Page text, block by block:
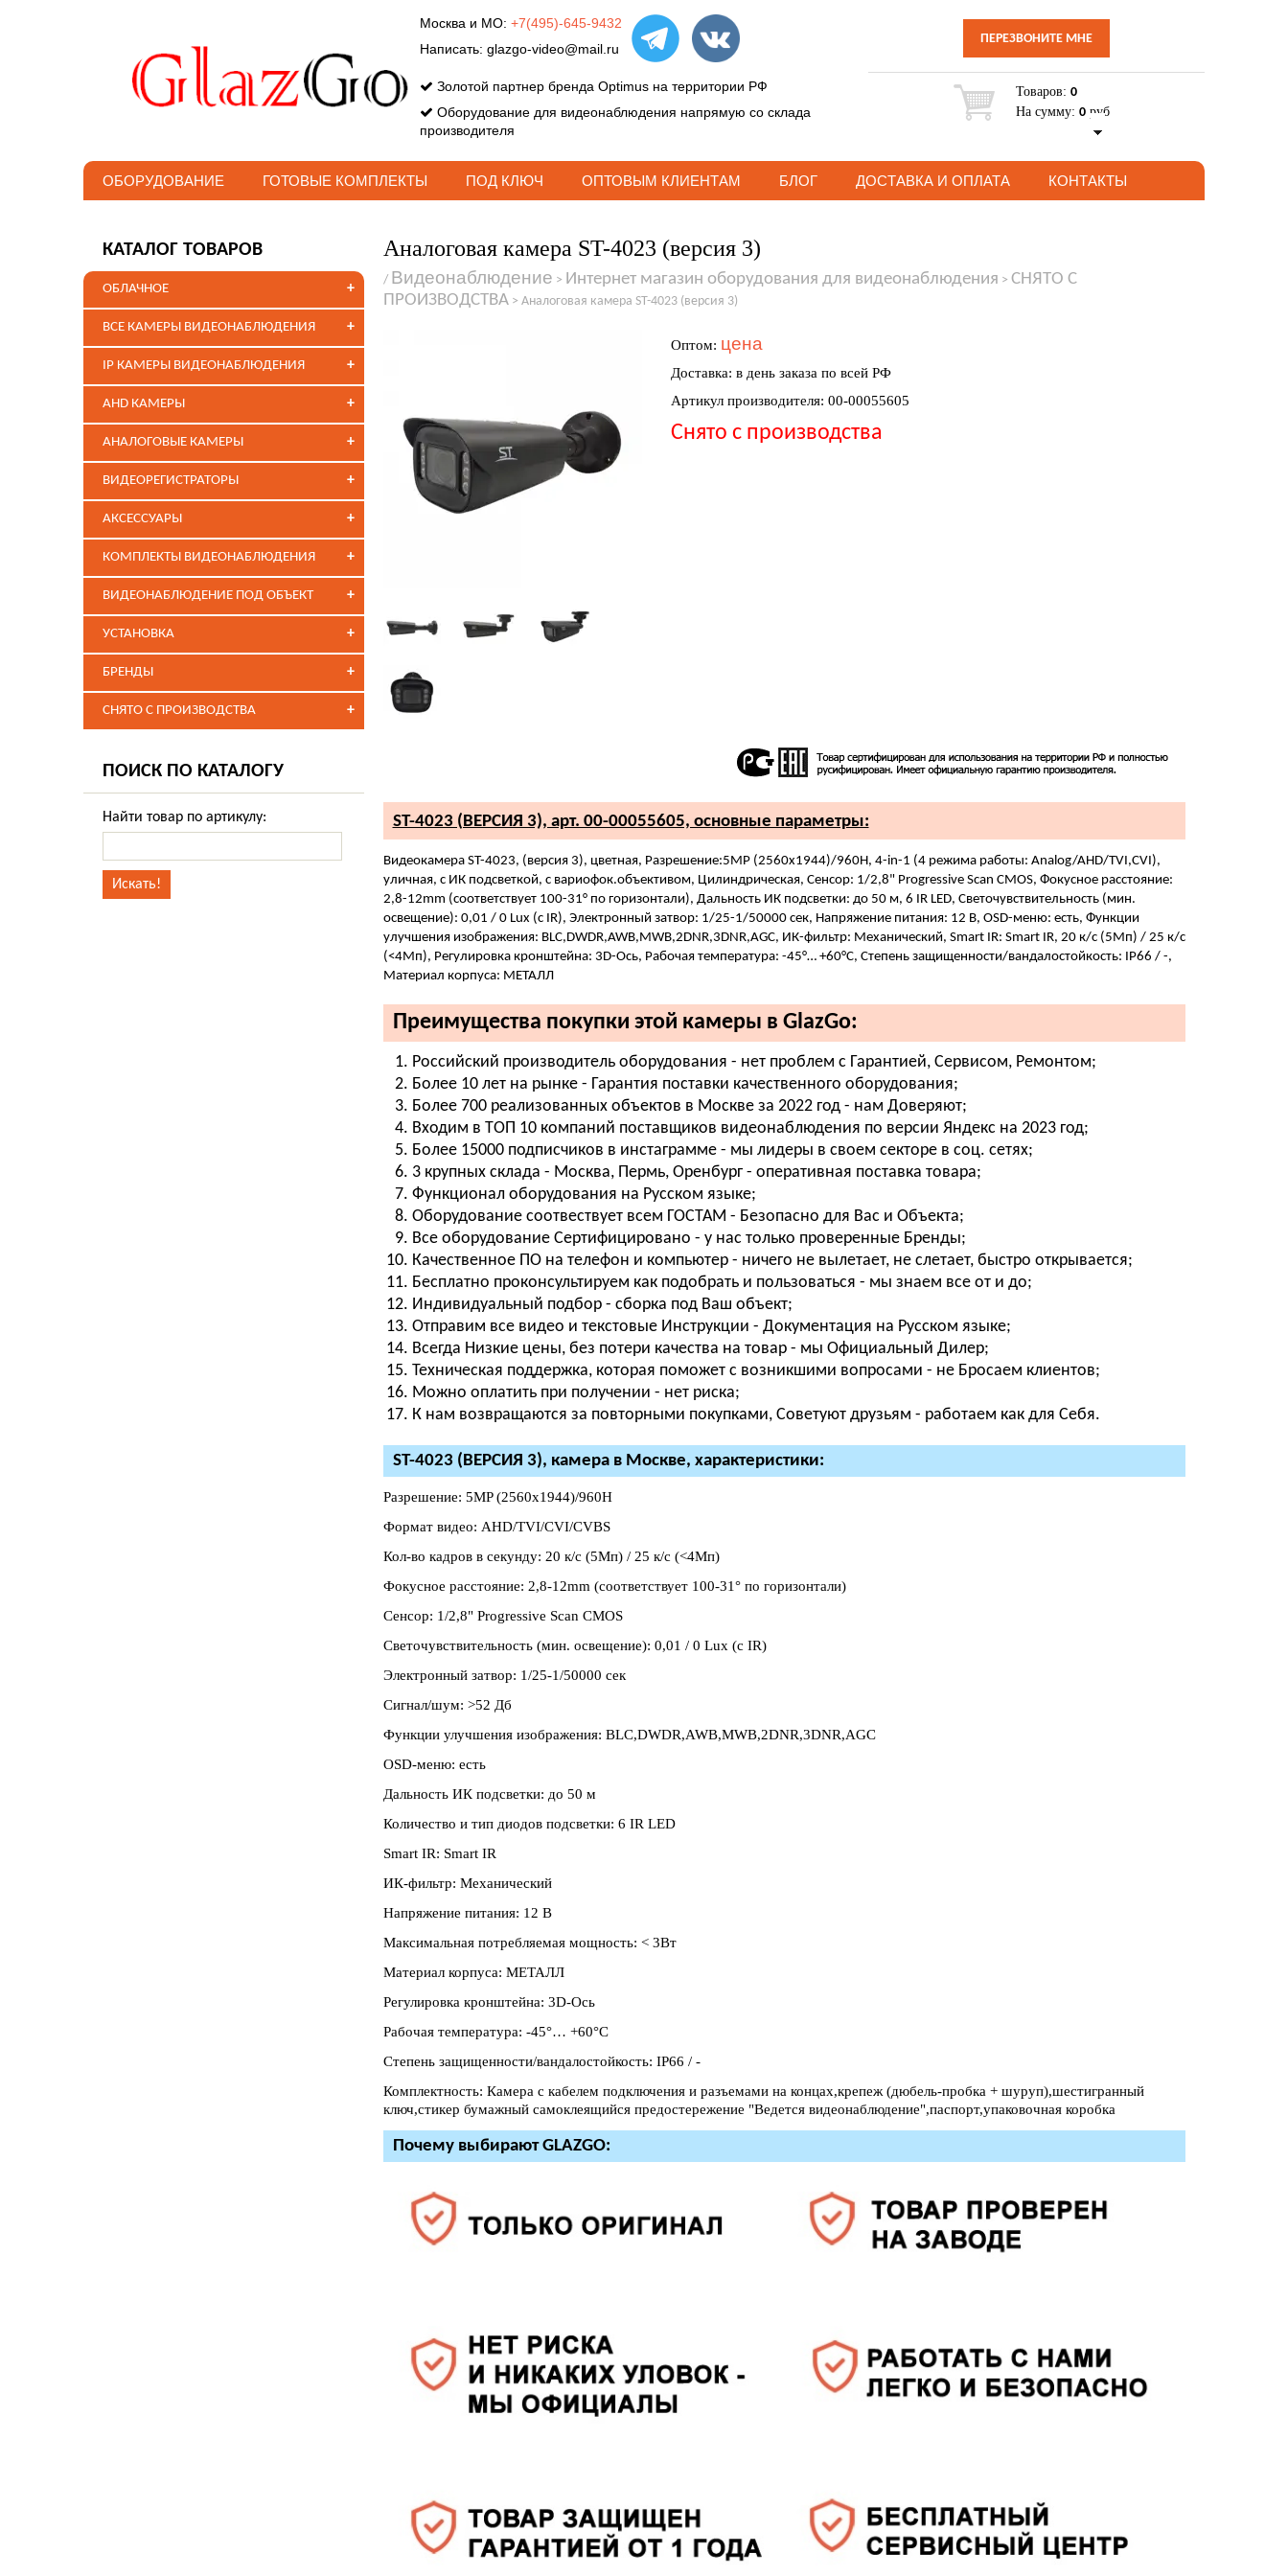
Москва и МО: +7(495)-645-9432
Написать: glazgo-video@mail.ru
Золотой партнер бренда Optimus на территории РФ
Оборудование для видеонаблюдения напрямую со склада
производителя
ПЕРЕЗВОНИТЕ МНЕ
Товаров: 0
На сумму: 0 руб
ОБОРУДОВАНИЕ ГОТОВЫЕ КОМПЛЕКТЫ ПОД КЛЮЧ ОПТОВЫМ КЛИЕНТАМ БЛОГ ДОСТАВКА И ОПЛАТА КОНТАКТЫ
Аналоговая камера ST-4023 (версия 3)
/ Видеонаблюдение > Интернет магазин оборудования для видеонаблюдения > СНЯТО С
ПРОИЗВОДСТВА> Аналоговая камера ST-4023 (версия 3)
Оптом: цена
Доставка: в день заказа по всей РФ
Артикул производителя: 00-00055605
Снято с производства
ST-4023 (ВЕРСИЯ 3), арт. 00-00055605, основные параметры:
Видеокамера ST-4023, (версия 3), цветная, Разрешение:5MP (2560х1944)/960H, 4-in-1 (4 режима работы: Analog/AHD/TVI,CVI),
уличная, с ИК подсветкой, с вариофок.объективом, Цилиндрическая, Сенсор: 1/2,8" Progressive Scan CMOS, Фокусное расстояние:
2,8-12mm (соответствует 100-31° по горизонтали), Дальность ИК подсветки: до 50 м, 6 IR LED, Светочувствительность (мин.
освещение): 0,01 / 0 Lux (с IR), Электронный затвор: 1/25-1/50000 сек, Напряжение питания: 12 В, OSD-меню: есть, Функции
улучшения изображения: BLC,DWDR,AWB,MWB,2DNR,3DNR,AGC, ИК-фильтр: Механический, Smart IR: Smart IR, 20 к/с (5Мп) / 25 к/с
(<4Мп), Регулировка кронштейна: 3D-Ось, Рабочая температура: -45°… +60°С, Степень защищенности/вандалостойкость: IP66 / -,
Материал корпуса: МЕТАЛЛ
Преимущества покупки этой камеры в GlazGo:
Российский производитель оборудования - нет проблем с Гарантией, Сервисом, Ремонтом;
Более 10 лет на рынке - Гарантия поставки качественного оборудования;
Более 700 реализованных объектов в Москве за 2022 год - нам Доверяют;
Входим в ТОП 10 компаний поставщиков видеонаблюдения по версии Яндекс на 2023 год;
Более 15000 подписчиков в инстаграмме - мы лидеры в своем секторе в соц. сетях;
3 крупных склада - Москва, Пермь, Оренбург - оперативная поставка товара;
Функционал оборудования на Русском языке;
Оборудование соотвествует всем ГОСТАМ - Безопасно для Вас и Объекта;
Все оборудование Сертифицировано - у нас только проверенные Бренды;
Качественное ПО на телефон и компьютер - ничего не вылетает, не слетает, быстро открывается;
Бесплатно проконсультируем как подобрать и пользоваться - мы знаем все от и до;
Индивидуальный подбор - сборка под Ваш объект;
Отправим все видео и текстовые Инструкции - Документация на Русском языке;
Всегда Низкие цены, без потери качества на товар - мы Официальный Дилер;
Техническая поддержка, которая поможет с возникшими вопросами - не Бросаем клиентов;
Можно оплатить при получении - нет риска;
К нам возвращаются за повторными покупками, Советуют друзьям - работаем как для Себя.
ST-4023 (ВЕРСИЯ 3), камера в Москве, характеристики:
Разрешение: 5MP (2560х1944)/960H
Формат видео: AHD/TVI/CVI/CVBS
Кол-во кадров в секунду: 20 к/с (5Мп) / 25 к/с (<4Мп)
Фокусное расстояние: 2,8-12mm (соответствует 100-31° по горизонтали)
Сенсор: 1/2,8" Progressive Scan CMOS
Светочувствительность (мин. освещение): 0,01 / 0 Lux (с IR)
Электронный затвор: 1/25-1/50000 сек
Сигнал/шум: >52 Дб
Функции улучшения изображения: BLC,DWDR,AWB,MWB,2DNR,3DNR,AGC
OSD-меню: есть
Дальность ИК подсветки: до 50 м
Количество и тип диодов подсветки: 6 IR LED
Smart IR: Smart IR
ИК-фильтр: Механический
Напряжение питания: 12 В
Максимальная потребляемая мощность: < 3Вт
Материал корпуса: МЕТАЛЛ
Регулировка кронштейна: 3D-Ось
Рабочая температура: -45°… +60°С
Степень защищенности/вандалостойкость: IP66 / -
Комплектность: Камера с кабелем подключения и разъемами на концах,крепеж (дюбель-пробка + шуруп),шестигранный
ключ,cтикер бумажный самоклеящийся предостережение "Ведется видеонаблюдение",паспорт,упаковочная коробка
Почему выбирают GLAZGO:
КАТАЛОГ ТОВАРОВ
+
ОБЛАЧНОЕ
+
ВСЕ КАМЕРЫ ВИДЕОНАБЛЮДЕНИЯ
+
IP КАМЕРЫ ВИДЕОНАБЛЮДЕНИЯ
+
AHD КАМЕРЫ
+
АНАЛОГОВЫЕ КАМЕРЫ
+
ВИДЕОРЕГИСТРАТОРЫ
+
АКСЕССУАРЫ
+
КОМПЛЕКТЫ ВИДЕОНАБЛЮДЕНИЯ
+
ВИДЕОНАБЛЮДЕНИЕ ПОД ОБЪЕКТ
+
УСТАНОВКА
+
БРЕНДЫ
+
СНЯТО С ПРОИЗВОДСТВА
ПОИСК ПО КАТАЛОГУ
Найти товар по артикулу: